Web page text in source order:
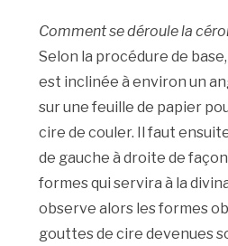
Comment se déroule la
Selon la procédure de
est inclinée à environ un
sur une feuille de papier
cire de couler. Il faut
de gauche à droite de
formes qui servira à la
observe alors les formes
gouttes de cire devenues